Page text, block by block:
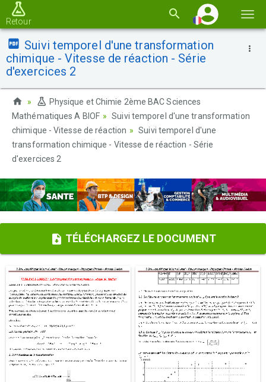
la
Retour
Suivi temporel d'une transformation
chimique - Vitesse de réaction - Série
d'exercices 2
Physique et Chimie 2ème BAC Sciences
Mathématiques A BIOF
Suivi temporel d'une transformation
chimique - Vitesse de réaction
Suivi temporel d'une
transformation chimique - Vitesse de réaction - Série
d'exercices 2
TÉLÉCHARGEZ LE DOCUMENT